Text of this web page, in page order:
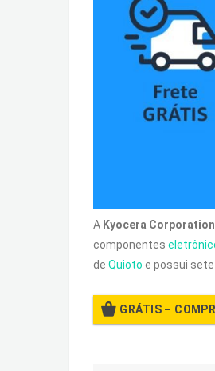
A Kyocera Corporation
componentes
de Quioto e possui
GRÁTIS –